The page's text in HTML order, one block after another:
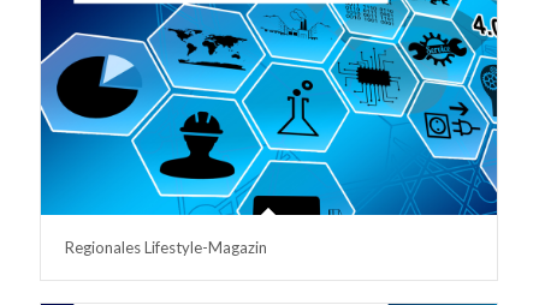
Regionales Lifestyle-Magazin